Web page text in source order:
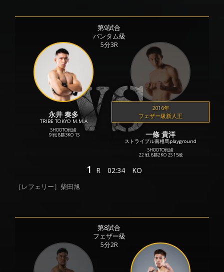
第9試合
バンタム級
5分3R
永井 奏多
TRIBE TOKYO M.M.A
SHOOTO戦績
9 戦 8勝3KO 1S
2016年
フェザー級新人王
一條 貴洋
ストライプル南相馬playground
SHOOTO戦績
22 戦 6勝2KO 2S 15敗
1 R 02:34 KO
［レフェリー］柴田旭
第8試合
フェザー級
5分2R